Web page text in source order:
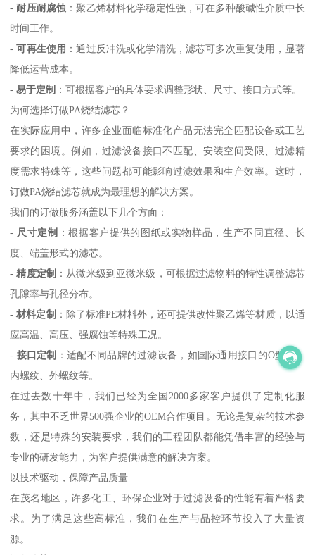
-耐压耐腐蚀 ：聚乙烯材料化学稳定性强，可在多种酸碱性介质中长
时间工作。
-可再生使用 ：通过反冲洗或化学清洗，滤芯可多次重复使用，显著
降低运营成本。
-易于定制 ：可根据客户的具体要求调整形状、尺寸、接口方式等。
为何选择订做PA烧结滤芯？
在实际应用中，许多企业面临标准化产品无法完全匹配设备或工艺
要求的困境。例如，过滤设备接口不匹配、安装空间受限、过滤精
度需求特殊等，这些问题都可能影响过滤效果和生产效率。这时，
订做PA烧结滤芯就成为最理想的解决方案。
我们的订做服务涵盖以下几个方面：
- 尺寸定制
：根据客户提供的图纸或实物样品，生产不同直径、长
度、端盖形式的滤芯。
-精度定制 ：从微米级到亚微米级，可根据过滤物料的特性调整滤芯
孔隙率与孔径分布。
-材料定制 ：除了标准PE材料外，还可提供改性聚乙烯等材质，以适
应高温、高压、强腐蚀等特殊工况。
- 接口定制
：适配不同品牌的过滤设备，如国际通用接口的O型圈、
内螺纹、外螺纹等。
在过去数十年中，我们已经为全国2000多家客户提供了定制化服
务，其中不乏世界500强企业的OEM合作项目。无论是复杂的技术参
数，还是特殊的安装要求，我们的工程团队都能凭借丰富的经验与
专业的研发能力，为客户提供满意的解决方案。
以技术驱动，保障产品质量
在茂名地区，许多化工、环保企业对于过滤设备的性能有着严格要
求。为了满足这些高标准，我们在生产与品控环节投入了大量资
源。